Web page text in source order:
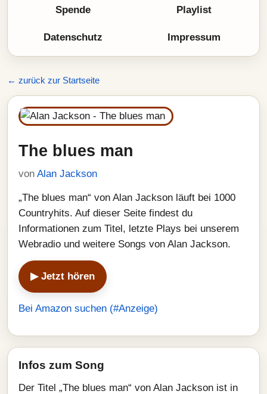
Spende Playlist
Datenschutz Impressum
← zurück zur Startseite
The blues man
von Alan Jackson
„The blues man“ von Alan Jackson läuft bei 1000
Countryhits. Auf dieser Seite findest du
Informationen zum Titel, letzte Plays bei unserem
Webradio und weitere Songs von Alan Jackson.
▶ Jetzt hören
Bei Amazon suchen (#Anzeige)
Infos zum Song
Der Titel „The blues man“ von Alan Jackson ist in